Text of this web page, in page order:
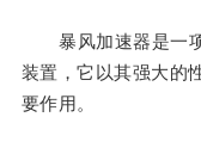
暴风加速器是一项
装置，它以其强大的
要作用。